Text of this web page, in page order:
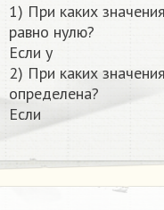
1) При каких
равно нулю?
Если y
2) При каких
определена?
Если